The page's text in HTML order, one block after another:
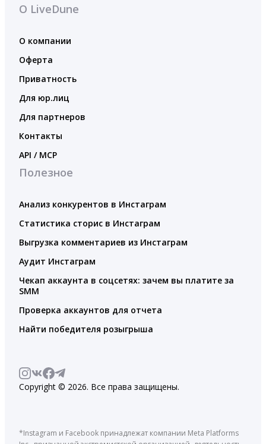
О LiveDune
О компании
Оферта
Приватность
Для юр.лиц
Для партнеров
Контакты
API / MCP
Полезное
Анализ конкурентов в Инстаграм
Статистика сторис в Инстаграм
Выгрузка комментариев из Инстаграм
Аудит Инстаграм
Чекап аккаунта в соцсетях: зачем вы платите за
SMM
Проверка аккаунтов для отчета
Найти победителя розыгрыша
Copyright © 2026. Все права защищены.
*Instagram и Facebook принадлежат компании Meta Platforms